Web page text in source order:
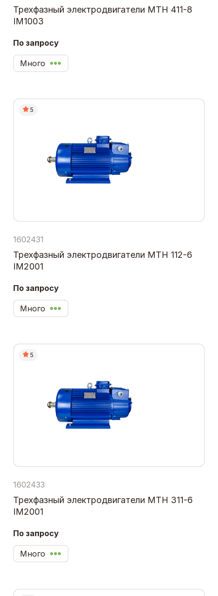
Трехфазный электродвигатели МТН 411-8
IM1003
По запросу
Много
5
1602431
Трехфазный электродвигатели МТН 112-6
IM2001
По запросу
Много
5
1602433
Трехфазный электродвигатели МТН 311-6
IM2001
По запросу
Много